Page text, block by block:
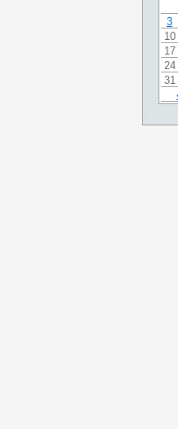
3
10
17
24
31